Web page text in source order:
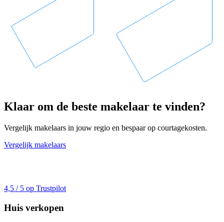
Klaar om de beste makelaar te vinden?
Vergelijk makelaars in jouw regio en bespaar op courtagekosten.
Vergelijk makelaars
4,5 / 5 op Trustpilot
Huis verkopen